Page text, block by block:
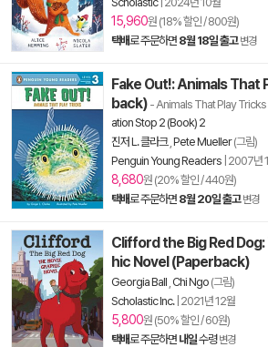
15,960원 (18% 할인 / 800원)
택배로 주문하면 8월 18일 출고 변경
Fake Out!: Animals That
back) - Animals That Play Tricks
ation Stop 2 (Book) 2
진저 L. 클라크, Pete Mueller(그림)
Penguin Young Readers 2007년
8,680원 (20% 할인 / 440원)
택배로 주문하면 8월 20일 출고 변경
Clifford the Big Red
hic Novel (Paperback)
Georgia Ball Chi Ngo (그림)
Scholastic Inc.| 2021년 12월
5,800원 (50% 할인 / 60원)
택배로 주문하면 내일수령 변경